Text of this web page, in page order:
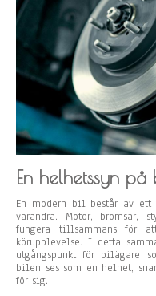
En helhetssyn på
En modern bil består av ett
varandra. Motor, bromsar,
fungera tillsammans för
körupplevelse. I detta
utgångspunkt för bilägare
bilen ses som en helhet,
för sig.